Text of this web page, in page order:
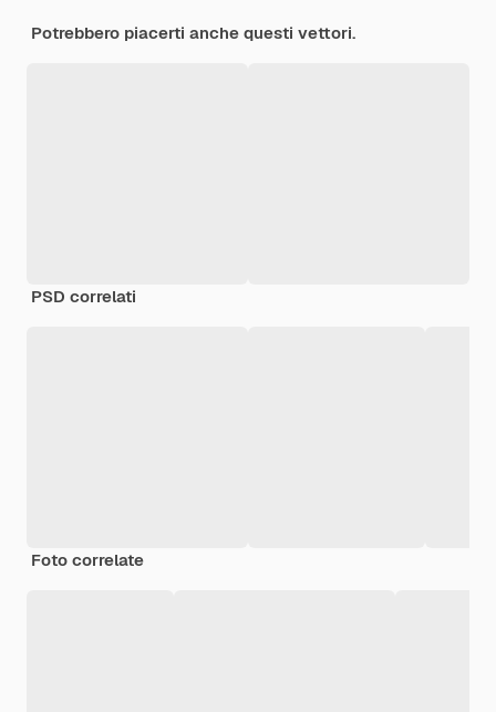
Potrebbero piacerti anche questi vettori.
PSD correlati
Foto correlate